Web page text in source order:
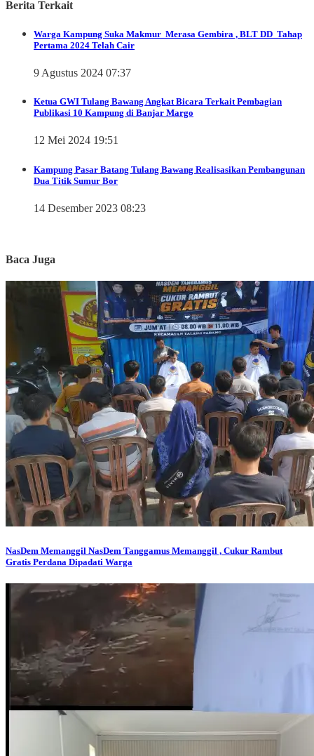
Berita Terkait
Warga Kampung Suka Makmur Merasa Gembira , BLT DD Tahap
Pertama 2024 Telah Cair
9 Agustus 2024 07:37
Ketua GWI Tulang Bawang Angkat Bicara Terkait Pembagian
Publikasi 10 Kampung di Banjar Margo
12 Mei 2024 19:51
Kampung Pasar Batang Tulang Bawang Realisasikan Pembangunan
Dua Titik Sumur Bor
14 Desember 2023 08:23
Baca Juga
NasDem Memanggil NasDem Tanggamus Memanggil , Cukur Rambut
Gratis Perdana Dipadati Warga